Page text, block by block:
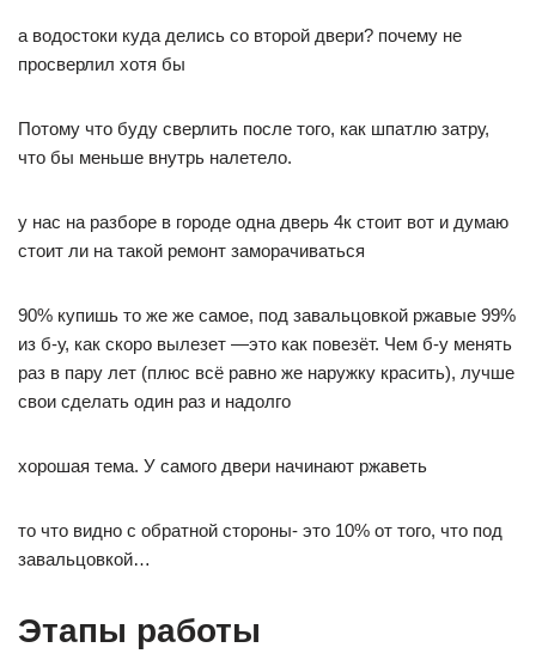
а водостоки куда делись со второй двери? почему не
просверлил хотя бы
Потому что буду сверлить после того, как шпатлю затру,
что бы меньше внутрь налетело.
у нас на разборе в городе одна дверь 4к стоит вот и думаю
стоит ли на такой ремонт заморачиваться
90% купишь то же же самое, под завальцовкой ржавые 99%
из б-у, как скоро вылезет —это как повезёт. Чем б-у менять
раз в пару лет (плюс всё равно же наружку красить), лучше
свои сделать один раз и надолго
хорошая тема. У самого двери начинают ржаветь
то что видно с обратной стороны- это 10% от того, что под
завальцовкой…
Этапы работы